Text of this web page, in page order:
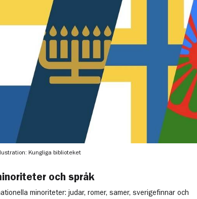
Kungliga biblioteket
och språk
minoriteter: judar, romer, samer, sverigefinnar och